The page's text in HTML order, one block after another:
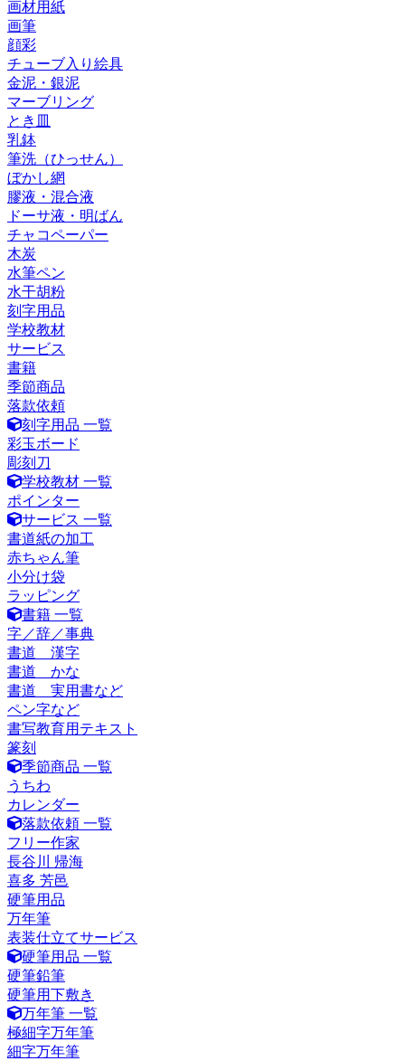
画材用紙
画筆
顔彩
チューブ入り絵具
金泥・銀泥
マーブリング
とき皿
乳鉢
筆洗（ひっせん）
ぼかし網
膠液・混合液
ドーサ液・明ばん
チャコペーパー
木炭
水筆ペン
水干胡粉
刻字用品
学校教材
サービス
書籍
季節商品
落款依頼
刻字用品 一覧
彩玉ボード
彫刻刀
学校教材 一覧
ポインター
サービス 一覧
書道紙の加工
赤ちゃん筆
小分け袋
ラッピング
書籍 一覧
字／辞／事典
書道 漢字
書道 かな
書道 実用書など
ペン字など
書写教育用テキスト
篆刻
季節商品 一覧
うちわ
カレンダー
落款依頼 一覧
フリー作家
長谷川 帰海
喜多 芳邑
硬筆用品
万年筆
表装仕立てサービス
硬筆用品 一覧
硬筆鉛筆
硬筆用下敷き
万年筆 一覧
極細字万年筆
細字万年筆